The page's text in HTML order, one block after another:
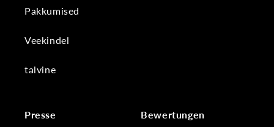
Pakkumised
Veekindel
talvine
Presse Bewertungen